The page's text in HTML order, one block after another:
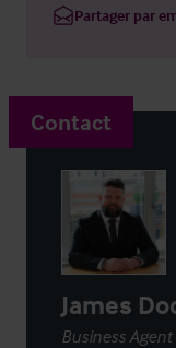
Partager par
Contact
James
Business